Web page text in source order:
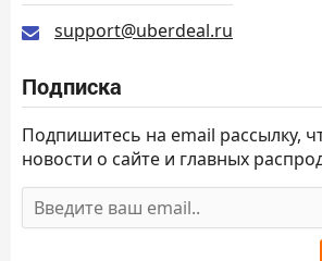
support@uberdeal.ru
Подписка
Подпишитесь на email рассылку,
новости о сайте и главных